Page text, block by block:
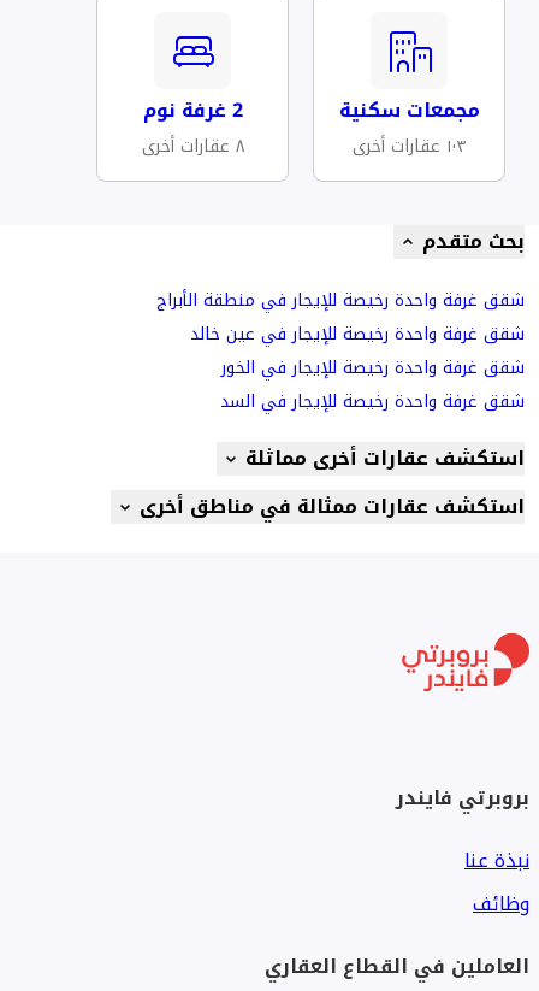
مجمعات سكنية
١٠٣ عقارات أخرى
2 غرفة نوم
٨ عقارات أخرى
بحث متقدم
شقق غرفة واحدة رخيصة للإيجار في منطقة الأبراج
شقق غرفة واحدة رخيصة للإيجار في عين خالد
شقق غرفة واحدة رخيصة للإيجار في الخور
شقق غرفة واحدة رخيصة للإيجار في السد
استكشف عقارات أخرى مماثلة
استكشف عقارات ممثالة في مناطق أخرى
بروبرتي فايندر
نبذة عنا
وظائف
العاملين في القطاع العقاري